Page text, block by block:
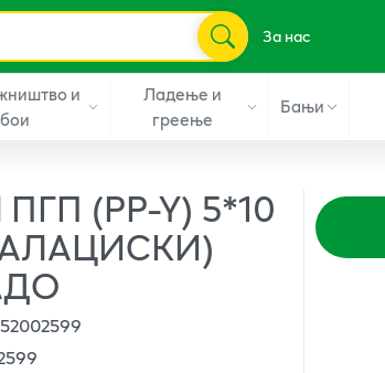
За нас
и
бои
Ладење и
греење
Бањи
(PP-Y) 5*10